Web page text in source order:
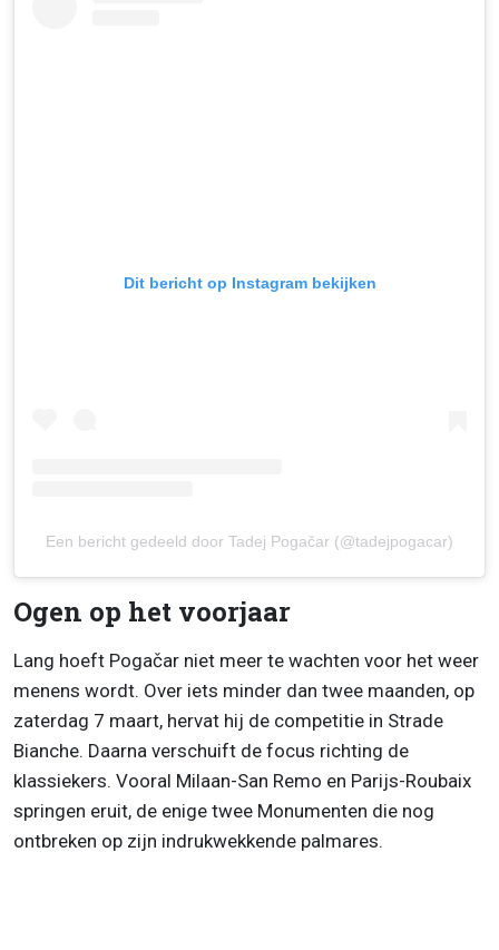
Dit bericht op Instagram bekijken
Een bericht gedeeld door Tadej Pogačar (@tadejpogacar)
Ogen op het voorjaar
Lang hoeft Pogačar niet meer te wachten voor het weer
menens wordt. Over iets minder dan twee maanden, op
zaterdag 7 maart, hervat hij de competitie in Strade
Bianche. Daarna verschuift de focus richting de
klassiekers. Vooral Milaan-San Remo en Parijs-Roubaix
springen eruit, de enige twee Monumenten die nog
ontbreken op zijn indrukwekkende palmares.